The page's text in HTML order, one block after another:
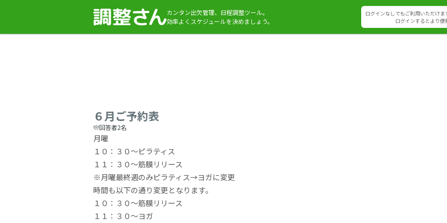
カンタン出欠管理、日程調整ツール。
効率よくスケジュールを決めましょう。
ログインなしでもご利用いただけま
ログインするとより便
６月ご予約表
回答者2名
月曜
１０：３０～ピラティス
１１：３０～筋膜リリース
※月曜最終週のみピラティス→ヨガに変更
時間も以下の通り変更となります。
１０：３０～筋膜リリース
１１：３０～ヨガ